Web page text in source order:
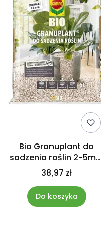
Bio Granuplant do
sadzenia roślin 2-5mm
6L COMPO
38,97 zł
Do koszyka